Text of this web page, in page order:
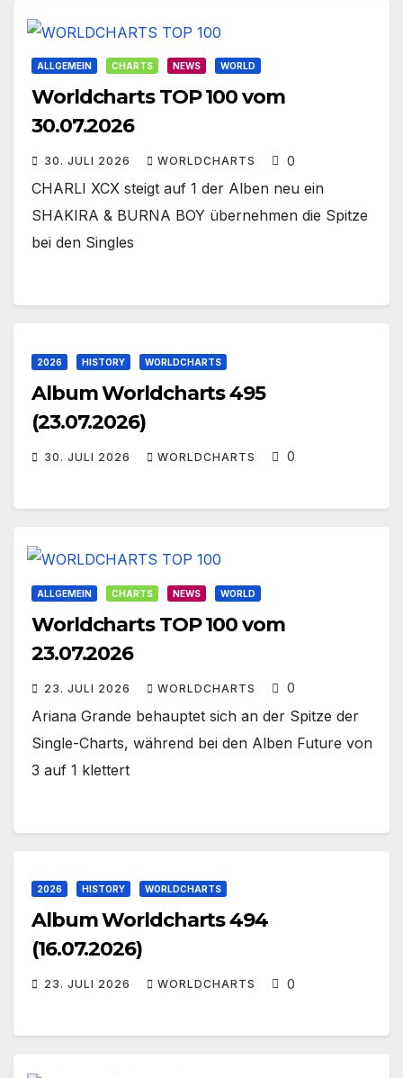
ALLGEMEIN CHARTS NEWS WORLD
Worldcharts TOP 100 vom
30.07.2026
30. JULI 2026 WORLDCHARTS 0
CHARLI XCX steigt auf 1 der Alben neu ein
SHAKIRA & BURNA BOY übernehmen die Spitze
bei den Singles
2026 HISTORY WORLDCHARTS
Album Worldcharts 495
(23.07.2026)
30. JULI 2026 WORLDCHARTS 0
ALLGEMEIN CHARTS NEWS WORLD
Worldcharts TOP 100 vom
23.07.2026
23. JULI 2026 WORLDCHARTS 0
Ariana Grande behauptet sich an der Spitze der
Single-Charts, während bei den Alben Future von
3 auf 1 klettert
2026 HISTORY WORLDCHARTS
Album Worldcharts 494
(16.07.2026)
23. JULI 2026 WORLDCHARTS 0